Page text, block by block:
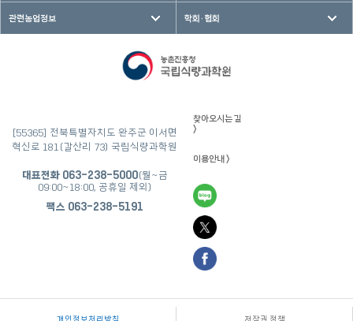
관련농업정보 학회·협회
[55365] 전북특별자치도 완주군 이서면
혁신로 181(갈산리 73) 국립식량과학원
대표전화 063-238-5000(월~금
09:00~18:00, 공휴일 제외)
팩스 063-238-5191
찾아오시는 길
>
이용안내 >